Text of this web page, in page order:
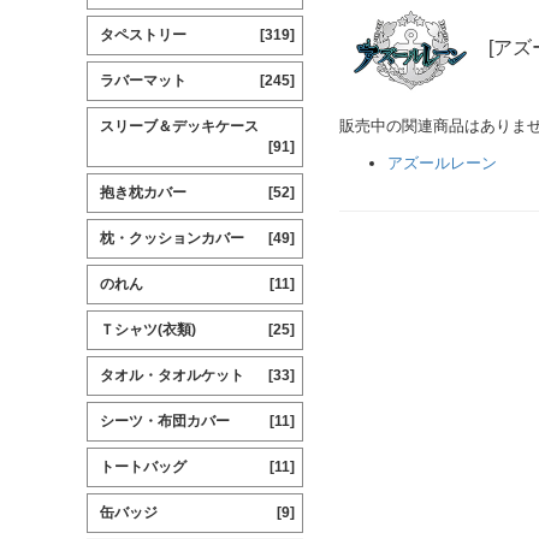
[アズ
販売中の関連商品はありませ
アズールレーン
タペストリー [319]
ラバーマット [245]
スリーブ＆デッキケース
[91]
抱き枕カバー [52]
枕・クッションカバー [49]
のれん [11]
Ｔシャツ(衣類) [25]
タオル・タオルケット [33]
シーツ・布団カバー [11]
トートバッグ [11]
缶バッジ [9]